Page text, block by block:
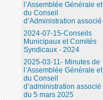
l’Assemblée Générale et
du Conseil
d’Administration associé
2024-07-15-Conseils
Municipaux et Comités
Syndicaux - 2024
2025-03-11- Minutes de
l’Assemblée Générale et
du Conseil
d’administration associé
du 5 mars 2025